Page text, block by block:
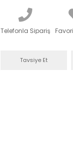
Telefonla Sipariş
Tavsiye Et